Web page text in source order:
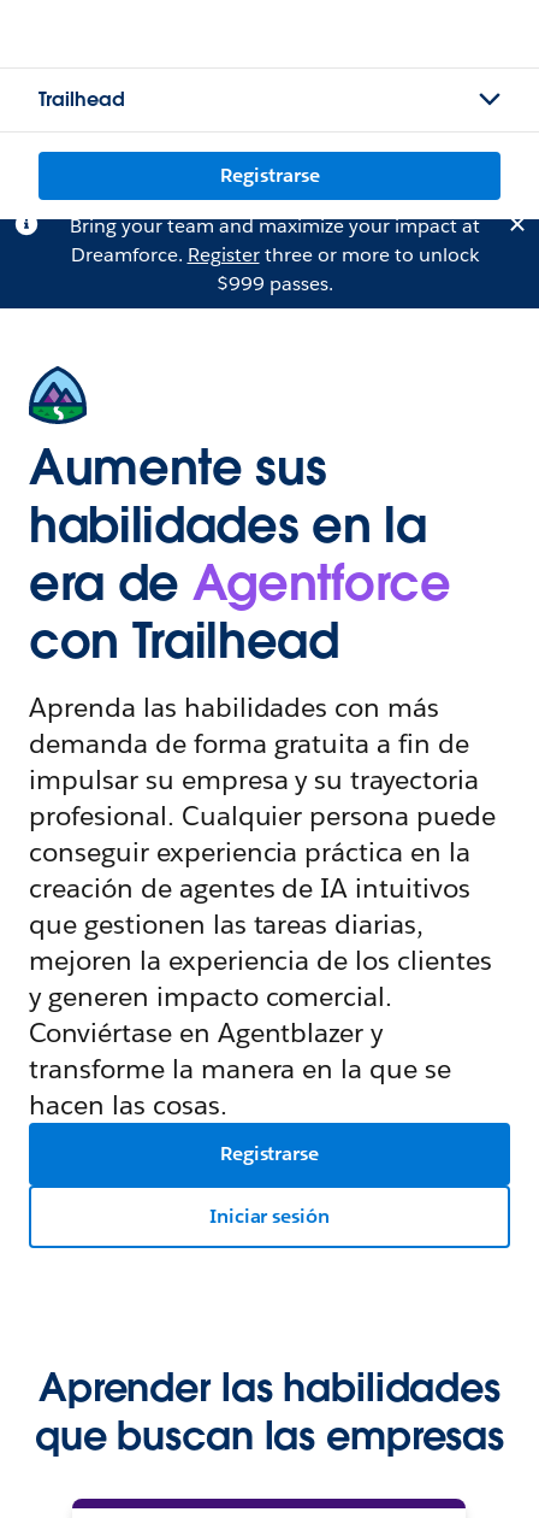
Trailhead
Registrarse
Bring your team and maximize your impact at
Dreamforce. Registerthree or more to unlock
$999 passes.
Aumente sus
habilidades en la
era de Agentforce
con Trailhead
Aprenda las habilidades con más
demanda de forma gratuita a fin de
impulsar su empresa y su trayectoria
profesional. Cualquier persona puede
conseguir experiencia práctica en la
creación de agentes de IA intuitivos
que gestionen las tareas diarias,
mejoren la experiencia de los clientes
y generen impacto comercial.
Conviértase en Agentblazer y
transforme la manera en la que se
hacen las cosas.
Registrarse
Iniciar sesión
Aprender las habilidades
que buscan las empresas